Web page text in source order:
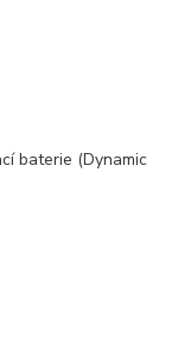
baterie (Dynamic